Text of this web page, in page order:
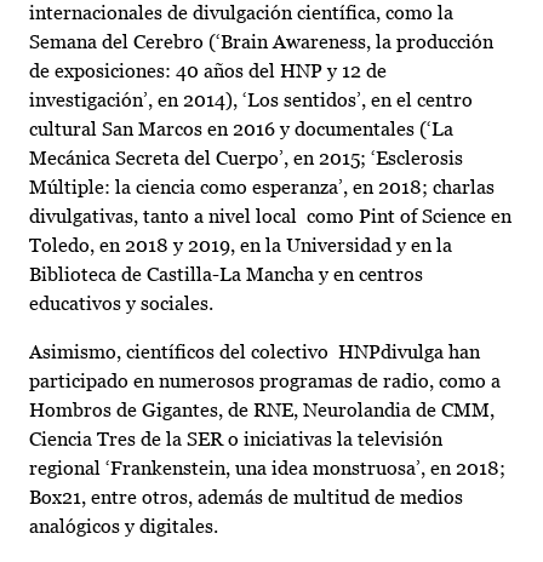
internacionales de divulgación científica, como la
Semana del Cerebro (‘Brain Awareness, la producción
de exposiciones: 40 años del HNP y 12 de
investigación’, en 2014), ‘Los sentidos’, en el centro
cultural San Marcos en 2016 y documentales (‘La
Mecánica Secreta del Cuerpo’, en 2015; ‘Esclerosis
Múltiple: la ciencia como esperanza’, en 2018; charlas
divulgativas, tanto a nivel local como Pint of Science en
Toledo, en 2018 y 2019, en la Universidad y en la
Biblioteca de Castilla-La Mancha y en centros
educativos y sociales.
Asimismo, científicos del colectivo HNPdivulga han
participado en numerosos programas de radio, como a
Hombros de Gigantes, de RNE, Neurolandia de CMM,
Ciencia Tres de la SER o iniciativas la televisión
regional ‘Frankenstein, una idea monstruosa’, en 2018;
Box21, entre otros, además de multitud de medios
analógicos y digitales.